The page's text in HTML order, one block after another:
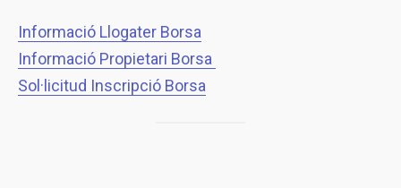
Informació Llogater Borsa
Informació Propietari Borsa
Sol·licitud Inscripció Borsa